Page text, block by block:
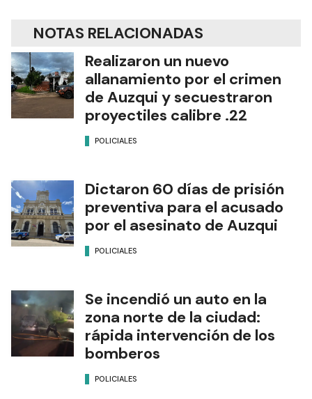
NOTAS RELACIONADAS
Realizaron un nuevo
allanamiento por el crimen
de Auzqui y secuestraron
proyectiles calibre .22
POLICIALES
Dictaron 60 días de prisión
preventiva para el acusado
por el asesinato de Auzqui
POLICIALES
Se incendió un auto en la
zona norte de la ciudad:
rápida intervención de los
bomberos
POLICIALES